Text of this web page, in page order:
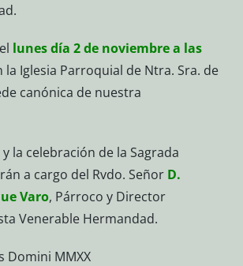
lunes día 2 de noviembre a las
la Iglesia Parroquial de Ntra. Sra. de
canónica de nuestra
la celebración de la Sagrada
a cargo del Rvdo. Señor D.
Varo, Párroco y Director
Venerable Hermandad.
Domini MMXX